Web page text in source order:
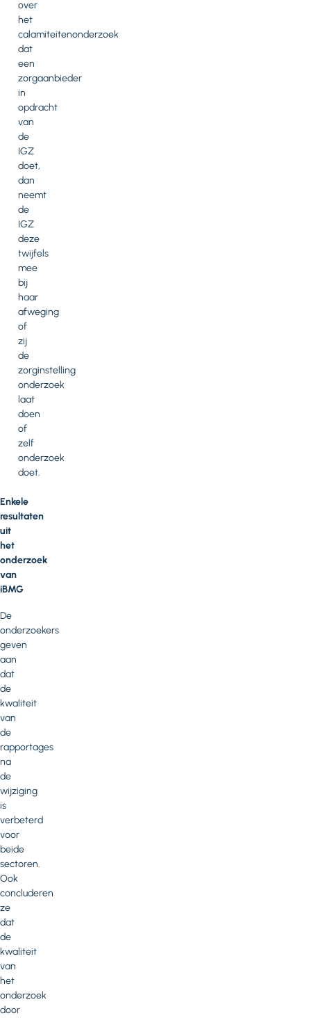
over
het
calamiteitenonderzoek
dat
een
zorgaanbieder
in
opdracht
van
de
IGZ
doet,
dan
neemt
de
IGZ
deze
twijfels
mee
bij
haar
afweging
of
zij
de
zorginstelling
onderzoek
laat
doen
of
zelf
onderzoek
doet.
Enkele
resultaten
uit
het
onderzoek
van
iBMG
De
onderzoekers
geven
aan
dat
de
kwaliteit
van
de
rapportages
na
de
wijziging
is
verbeterd
voor
beide
sectoren.
Ook
concluderen
ze
dat
de
kwaliteit
van
het
onderzoek
door